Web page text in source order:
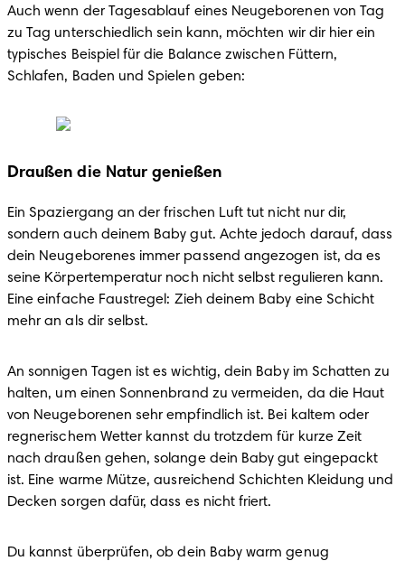
Auch wenn der Tagesablauf eines Neugeborenen von Tag
zu Tag unterschiedlich sein kann, möchten wir dir hier ein
typisches Beispiel für die Balance zwischen Füttern,
Schlafen, Baden und Spielen geben:
Draußen die Natur genießen
Ein Spaziergang an der frischen Luft tut nicht nur dir,
sondern auch deinem Baby gut. Achte jedoch darauf, dass
dein Neugeborenes immer passend angezogen ist, da es
seine Körpertemperatur noch nicht selbst regulieren kann.
Eine einfache Faustregel: Zieh deinem Baby eine Schicht
mehr an als dir selbst.
An sonnigen Tagen ist es wichtig, dein Baby im Schatten zu
halten, um einen Sonnenbrand zu vermeiden, da die Haut
von Neugeborenen sehr empfindlich ist. Bei kaltem oder
regnerischem Wetter kannst du trotzdem für kurze Zeit
nach draußen gehen, solange dein Baby gut eingepackt
ist. Eine warme Mütze, ausreichend Schichten Kleidung und
Decken sorgen dafür, dass es nicht friert.
Du kannst überprüfen, ob dein Baby warm genug